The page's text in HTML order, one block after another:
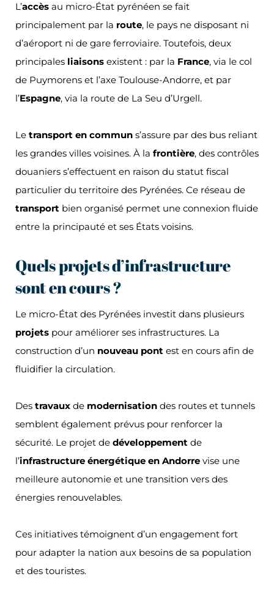
L’accès au micro-État pyrénéen se fait
principalement par la route, le pays ne disposant ni
d’aéroport ni de gare ferroviaire. Toutefois, deux
principales liaisons existent : par la France, via le col
de Puymorens et l’axe Toulouse-Andorre, et par
l’Espagne, via la route de La Seu d’Urgell.
Le transport en commun s’assure par des bus reliant
les grandes villes voisines. À la frontière, des contrôles
douaniers s’effectuent en raison du statut fiscal
particulier du territoire des Pyrénées. Ce réseau de
transport bien organisé permet une connexion fluide
entre la principauté et ses États voisins.
Quels projets d’infrastructure
sont en cours ?
Le micro-État des Pyrénées investit dans plusieurs
projets pour améliorer ses infrastructures. La
construction d’un nouveau pont est en cours afin de
fluidifier la circulation.
Des travaux de modernisation des routes et tunnels
semblent également prévus pour renforcer la
sécurité. Le projet de développement de
l’infrastructure énergétique en Andorre vise une
meilleure autonomie et une transition vers des
énergies renouvelables.
Ces initiatives témoignent d’un engagement fort
pour adapter la nation aux besoins de sa population
et des touristes.